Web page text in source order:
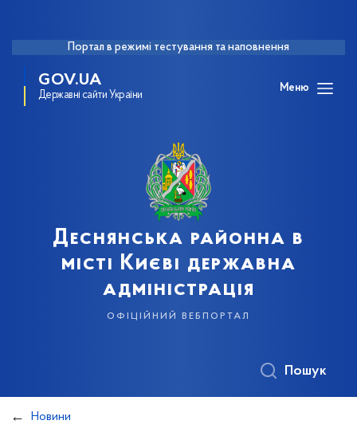
Портал в режимі тестування та наповнення
GOV.UA
Державні сайти України
Меню
Деснянська районна в
місті Києві державна
адміністрація
офіційний вебпортал
Пошук
Новини